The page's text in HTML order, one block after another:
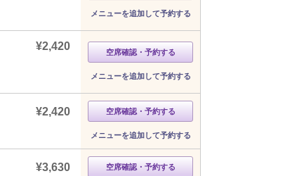
メニューを追加して予約する
¥2,420 空席確認・予約する
メニューを追加して予約する
¥2,420 空席確認・予約する
メニューを追加して予約する
¥3,630 空席確認・予約する